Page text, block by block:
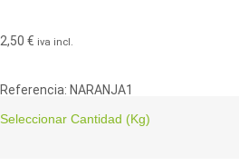
2,50 € iva incl.
Referencia: NARANJA1
Seleccionar Cantidad (kg)